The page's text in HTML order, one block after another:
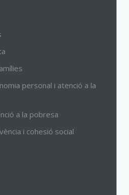
personal i atenció a la
a la pobresa
i cohesió social